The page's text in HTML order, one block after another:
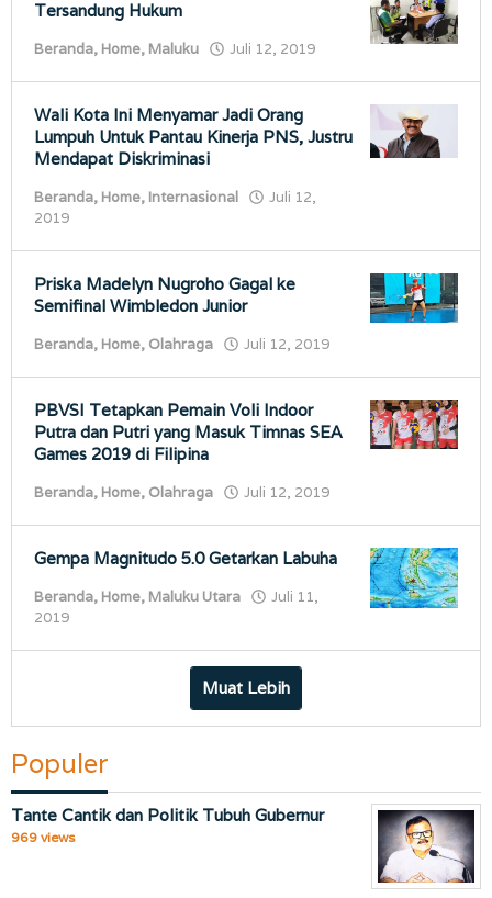
Tersandung Hukum
Beranda, Home, Maluku Juli 12, 2019
Wali Kota Ini Menyamar Jadi Orang
Lumpuh Untuk Pantau Kinerja PNS, Justru
Mendapat Diskriminasi
Beranda, Home, Internasional
Juli 12,
2019
Priska Madelyn Nugroho Gagal ke
Semifinal Wimbledon Junior
Beranda, Home, Olahraga Juli 12, 2019
PBVSI Tetapkan Pemain Voli Indoor
Putra dan Putri yang Masuk Timnas SEA
Games 2019 di Filipina
Beranda, Home, Olahraga Juli 12, 2019
Gempa Magnitudo 5.0 Getarkan Labuha
Beranda, Home, Maluku Utara
Juli 11,
2019
Muat Lebih
Populer
Tante Cantik dan Politik Tubuh Gubernur
969 views